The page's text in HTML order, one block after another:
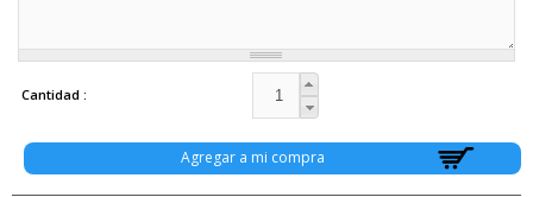
Cantidad